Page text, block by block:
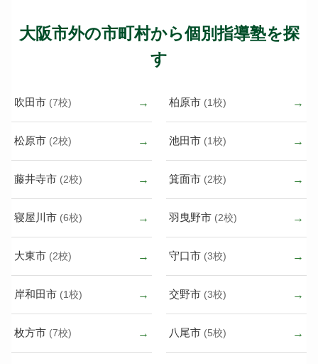
大阪市外の市町村から個別指導塾を探
す
吹田市 (7校) 柏原市 (1校)
松原市 (2校) 池田市 (1校)
藤井寺市 (2校) 箕面市 (2校)
寝屋川市 (6校) 羽曳野市 (2校)
大東市 (2校) 守口市 (3校)
岸和田市 (1校) 交野市 (3校)
枚方市 (7校) 八尾市 (5校)